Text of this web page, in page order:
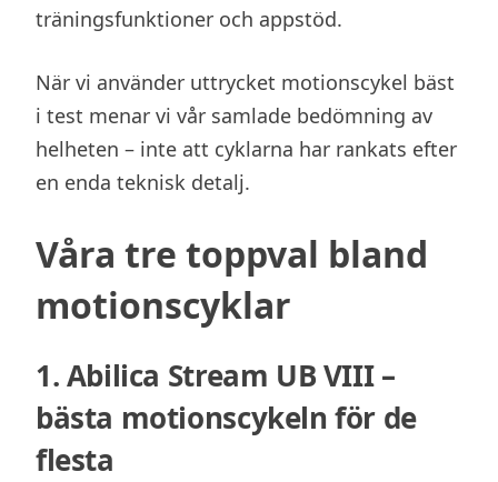
träningsfunktioner och appstöd.
När vi använder uttrycket motionscykel bäst
i test menar vi vår samlade bedömning av
helheten – inte att cyklarna har rankats efter
en enda teknisk detalj.
Våra tre toppval bland
motionscyklar
1. Abilica Stream UB VIII –
bästa motionscykeln för de
flesta